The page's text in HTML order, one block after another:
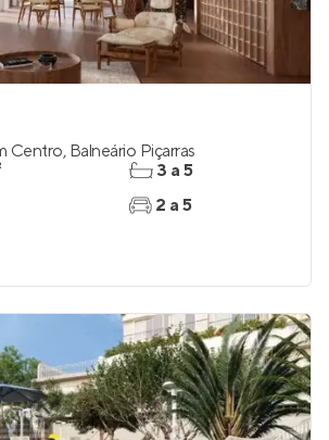
Centro, Balneário Piçarras
3 a 5
2 a 5